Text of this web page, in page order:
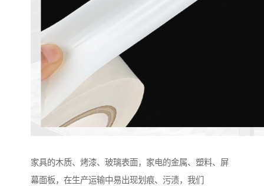
家具的木质、烤漆、玻璃表面，家电的金属、塑料、屏
幕面板，在生产运输中易出现划痕、污渍，我们